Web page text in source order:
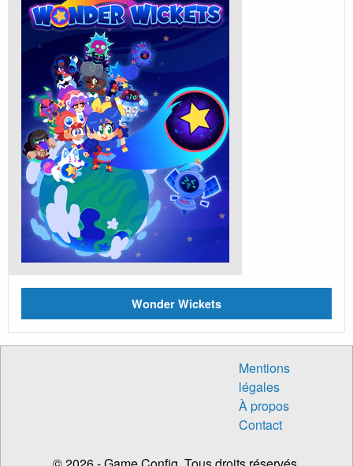
Wonder Wickets
Mentions
légales
À propos
Contact